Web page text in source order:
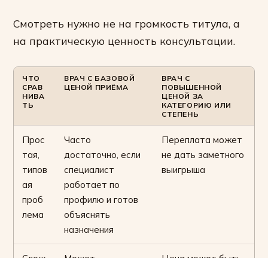
Смотреть нужно не на громкость титула, а
на практическую ценность консультации.
ЧТО
СРАВ
НИВА
ТЬ
ВРАЧ С БАЗОВОЙ
ЦЕНОЙ ПРИЁМА
ВРАЧ С
ПОВЫШЕННОЙ
ЦЕНОЙ ЗА
КАТЕГОРИЮ ИЛИ
СТЕПЕНЬ
Прос
тая,
типов
ая
проб
лема
Часто
достаточно, если
специалист
работает по
профилю и готов
объяснять
назначения
Переплата может
не дать заметного
выигрыша